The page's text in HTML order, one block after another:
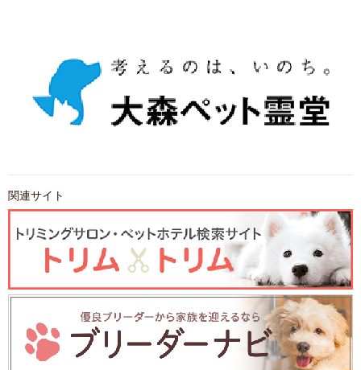
関連サイト